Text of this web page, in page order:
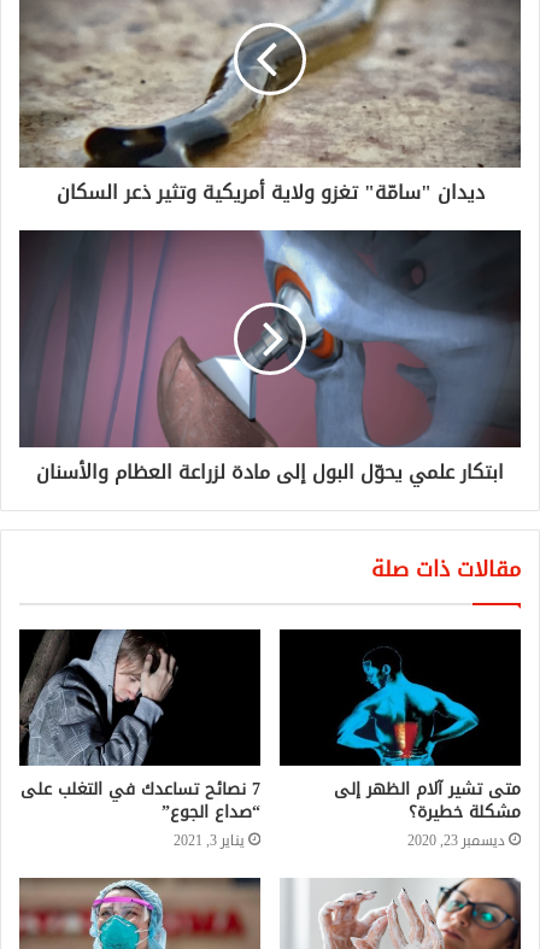
ديدان "سامّة" تغزو ولاية أمريكية وتثير ذعر السكان
ابتكار علمي يحوّل البول إلى مادة لزراعة العظام والأسنان
مقالات ذات صلة
متى تشير آلام الظهر إلى
مشكلة خطيرة؟
ديسمبر 23, 2020
7 نصائح تساعدك في التغلب على
“صداع الجوع”
يناير 3, 2021